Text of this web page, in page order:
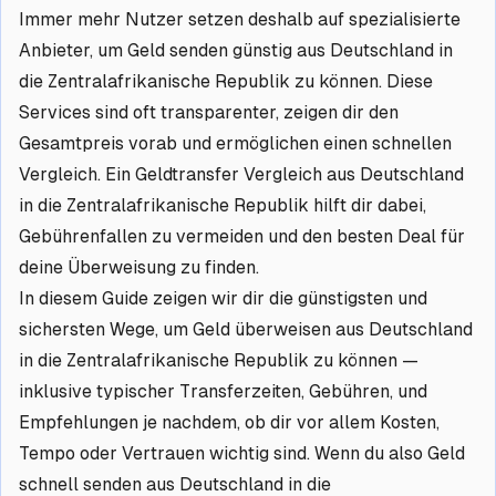
Immer mehr Nutzer setzen deshalb auf spezialisierte
Anbieter, um Geld senden günstig aus Deutschland in
die Zentralafrikanische Republik zu können. Diese
Services sind oft transparenter, zeigen dir den
Gesamtpreis vorab und ermöglichen einen schnellen
Vergleich. Ein Geldtransfer Vergleich aus Deutschland
in die Zentralafrikanische Republik hilft dir dabei,
Gebührenfallen zu vermeiden und den besten Deal für
deine Überweisung zu finden.
In diesem Guide zeigen wir dir die günstigsten und
sichersten Wege, um Geld überweisen aus Deutschland
in die Zentralafrikanische Republik zu können —
inklusive typischer Transferzeiten, Gebühren, und
Empfehlungen je nachdem, ob dir vor allem Kosten,
Tempo oder Vertrauen wichtig sind. Wenn du also Geld
schnell senden aus Deutschland in die